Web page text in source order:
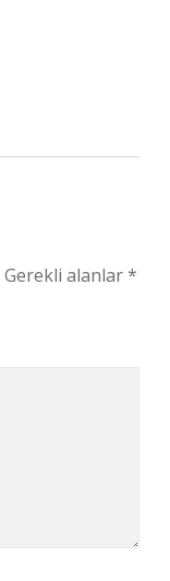
Gerekli alanlar*